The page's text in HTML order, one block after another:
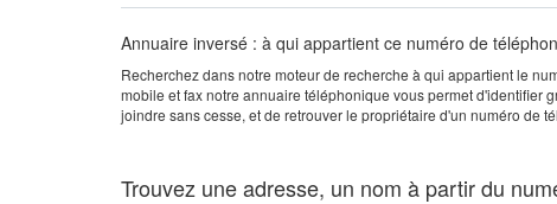
Annuaire inversé : à qui appartient ce numéro de
Recherchez dans notre moteur de recherche à qui appartient le
mobile et fax notre annuaire téléphonique vous permet d'identifier
joindre sans cesse, et de retrouver le propriétaire d'un numéro de
Trouvez une adresse, un nom à partir du